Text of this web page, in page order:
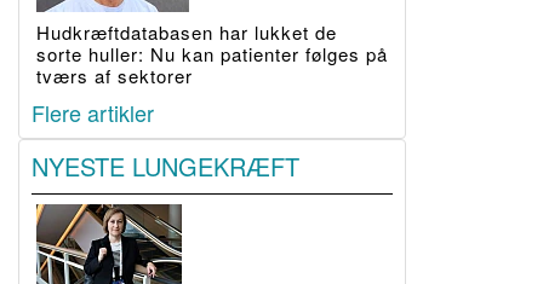
Hudkræftdatabasen har lukket de
sorte huller: Nu kan patienter følges på
tværs af sektorer
Flere artikler
NYESTE LUNGEKRÆFT